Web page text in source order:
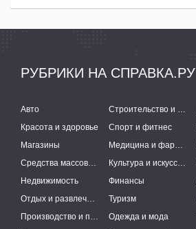
РУБРИКИ НА СПРАВКА.РУ
Авто Строительство и ремонт
Красота и здоровье
Спорт и фитнес
Магазины
Медицина и фармацевтика
Средства массовой информации
Культура и искусство
Недвижимость
Финансы
Отдых и развлечения
Туризм
Производство и поставки
Одежда и мода